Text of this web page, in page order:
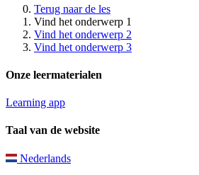
Terug naar de les
Vind het onderwerp 1
Vind het onderwerp 2
Vind het onderwerp 3
Onze leermaterialen
Learning app
Taal van de website
Nederlands